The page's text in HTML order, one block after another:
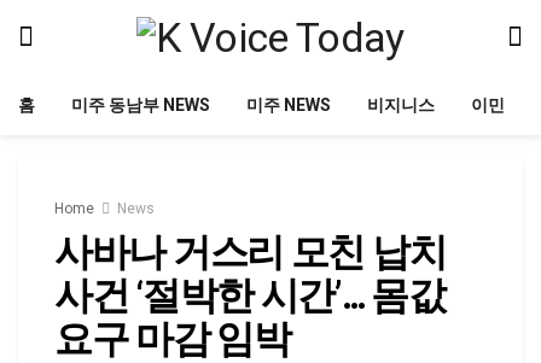
홈 미주 동남부 NEWS 미주 NEWS 비지니스 이민
Home News
사바나 거스리 모친 납치
사건 ‘절박한 시간’… 몸값
요구 마감 임박